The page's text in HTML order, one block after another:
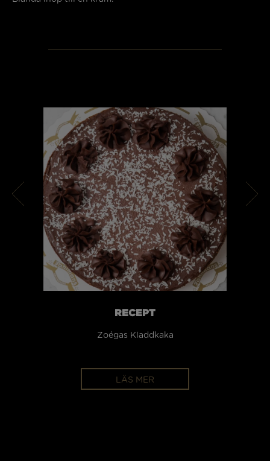
RECEPT
Zoégas Kladdkaka
LÄS MER